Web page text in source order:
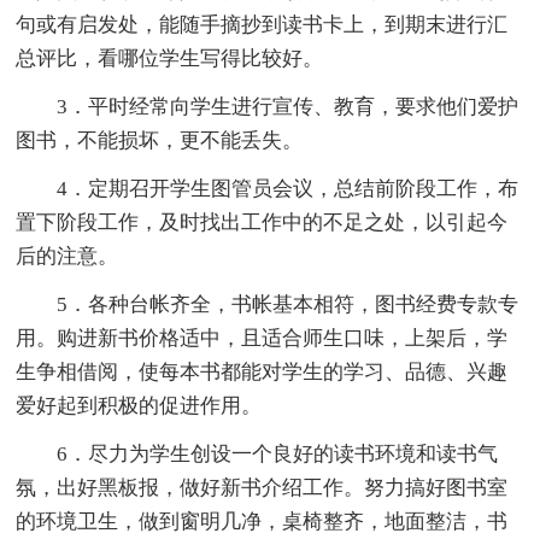
句或有启发处，能随手摘抄到读书卡上，到期末进行汇
总评比，看哪位学生写得比较好。
3．平时经常向学生进行宣传、教育，要求他们爱护
图书，不能损坏，更不能丢失。
4．定期召开学生图管员会议，总结前阶段工作，布
置下阶段工作，及时找出工作中的不足之处，以引起今
后的注意。
5．各种台帐齐全，书帐基本相符，图书经费专款专
用。购进新书价格适中，且适合师生口味，上架后，学
生争相借阅，使每本书都能对学生的学习、品德、兴趣
爱好起到积极的促进作用。
6．尽力为学生创设一个良好的读书环境和读书气
氛，出好黑板报，做好新书介绍工作。努力搞好图书室
的环境卫生，做到窗明几净，桌椅整齐，地面整洁，书